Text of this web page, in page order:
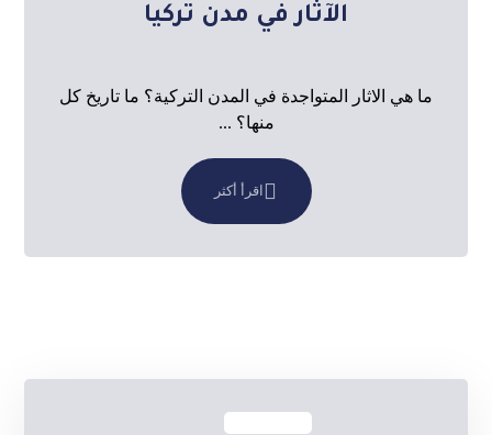
الآثار في مدن تركيا
ما هي الاثار المتواجدة في المدن التركية؟ ما تاريخ كل
منها؟ ...
اقرأ أكثر